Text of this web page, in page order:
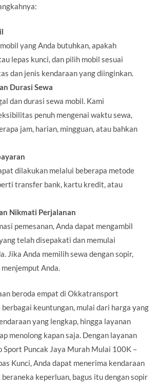
yang Anda butuhkan, apakah
lepas kunci, dan pilih mobil sesuai
dan jenis kendaraan yang diinginkan.
Durasi Sewa
dan durasi sewa mobil. Kami
penuh mengenai waktu sewa,
jam, harian, mingguan, atau bahkan
dilakukan melalui beberapa metode
transfer bank, kartu kredit, atau
Nikmati Perjalanan
pemesanan, Anda dapat mengambil
telah disepakati dan memulai
Jika Anda memilih sewa dengan sopir,
Anda.
beroda empat di Okkatransport
keuntungan, mulai dari harga yang
yang lengkap, hingga layanan
menolong kapan saja. Dengan layanan
Sport Puncak Jaya Murah Mulai 100K –
Kunci, Anda dapat menerima kendaraan
keperluan, bagus itu dengan sopir